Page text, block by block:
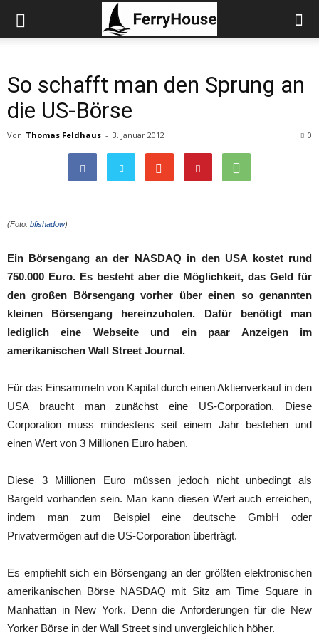
So schafft man den Sprung an
die US-Börse
Von Thomas Feldhaus - 3. Januar 2012 0
(Foto: bfishadow)
Ein Börsengang an der NASDAQ in den USA kostet rund
750.000 Euro. Es besteht aber die Möglichkeit, das Geld für
den großen Börsengang vorher über einen so genannten
kleinen Börsengang hereinzuholen. Dafür benötigt man
lediglich eine Webseite und ein paar Anzeigen im
amerikanischen Wall Street Journal.
Für das Einsammeln von Kapital durch einen Aktienverkauf in den
USA braucht man zunächst eine US-Corporation. Diese
Corporation muss mindestens seit einem Jahr bestehen und
einen Wert von 3 Millionen Euro haben.
Diese 3 Millionen Euro müssen jedoch nicht unbedingt als
Bargeld vorhanden sein. Man kann diesen Wert auch erreichen,
indem man zum Beispiel eine deutsche GmbH oder
Privatvermögen auf die US-Corporation überträgt.
Es empfiehlt sich ein Börsengang an der größten elektronischen
amerikanischen Börse NASDAQ mit Sitz am Time Square in
Manhattan in New York. Denn die Anforderungen für die New
Yorker Börse in der Wall Street sind unvergleichlich höher.